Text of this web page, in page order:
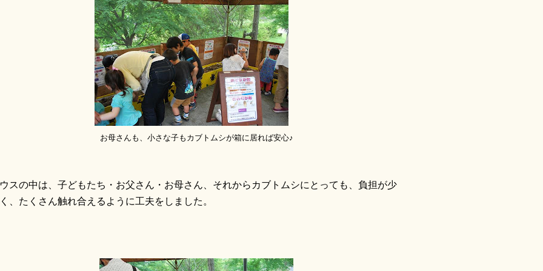
お母さんも、小さな子もカブトムシが箱に居れば安心♪
スの中は、子どもたち・お父さん・お母さん、それからカブトムシにとっても、負担が少
、たくさん触れ合えるように工夫をしました。